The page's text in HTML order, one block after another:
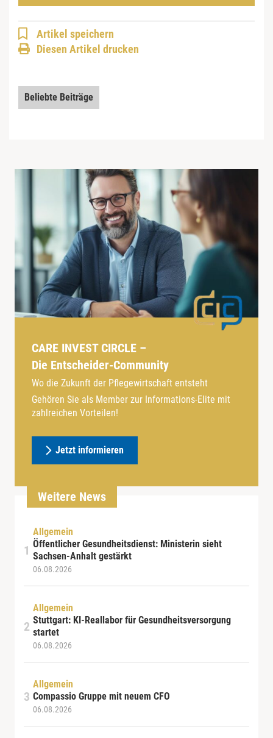
Artikel speichern
Diesen Artikel drucken
Beliebte Beiträge
CARE INVEST CIRCLE –
Die Entscheider-Community
Wo die Zukunft der Pflegewirtschaft entsteht
Gehören Sie als Member zur Informations-Elite mit
zahlreichen Vorteilen!
Jetzt informieren
Weitere News
Allgemein
Öffentlicher Gesundheitsdienst: Ministerin sieht
Sachsen-Anhalt gestärkt
06.08.2026
Allgemein
Stuttgart: KI-Reallabor für Gesundheitsversorgung
startet
06.08.2026
Allgemein
Compassio Gruppe mit neuem CFO
06.08.2026